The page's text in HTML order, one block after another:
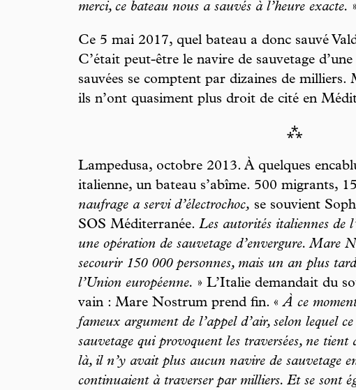
merci, ce bateau nous a sauvés à l’heure exacte. »
Ce 5 mai 2017, quel bateau a donc sauvé
C’était peut-être le navire de sauvetage
sauvées se comptent par dizaines de milliers.
ils n’ont quasiment plus droit de cité en
⁂
Lampedusa, octobre 2013. À quelques
italienne, un bateau s’abîme. 500 migrants,
naufrage a servi d’électrochoc, se souvient
SOS Méditerranée. Les autorités italiennes de
une opération de sauvetage d’envergure. Mare
secourir 150 000 personnes, mais un an plus
l’Union européenne. » L’Italie demandait du
vain : Mare Nostrum prend fin. «À ce
fameux argument de l’appel d’air, selon lequel
sauvetage qui provoquent les traversées, ne tient
là, il n’y avait plus aucun navire de sauvetage
continuaient à traverser par milliers. Et se sont